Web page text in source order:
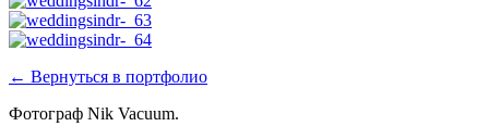
← Вернуться в портфолио
Фотограф Nik Vacuum.